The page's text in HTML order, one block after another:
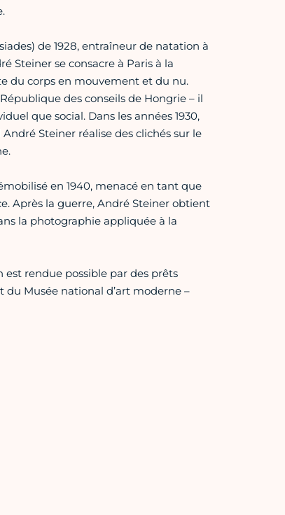
de 1928, entraîneur de natation à
Steiner se consacre à Paris à la
du corps en mouvement et du nu.
des conseils de Hongrie – il
que social. Dans les années 1930,
Steiner réalise des clichés sur le
en 1940, menacé en tant que
Après la guerre, André Steiner obtient
la photographie appliquée à la
est rendue possible par des prêts
Musée national d’art moderne –